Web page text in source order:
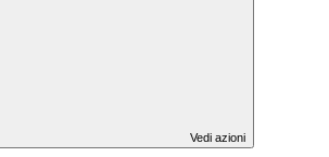
Vedi azioni